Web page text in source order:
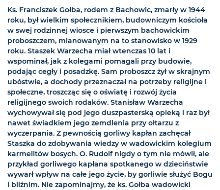
Ks. Franciszek Gołba, rodem z Bachowic, zmarły w 1944
roku, był wielkim społecznikiem, budowniczym kościoła
w swej rodzinnej wiosce i pierwszym bachowickim
proboszczem, mianowanym na to stanowisko w 1929
roku. Staszek Warzecha miał wtenczas 10 lat i
wspominał, jak z kolegami pomagali przy budowie,
podając cegły i posadzkę. Sam proboszcz żył w skrajnym
ubóstwie, a dochody przeznaczał na potrzeby religijne i
społeczne, troszcząc się o oświatę i rozwój życia
religijnego swoich rodaków. Stanisław Warzecha
wychowywał się pod jego duszpasterską opieką i raz był
nawet świadkiem jego zemdlenia przy ołtarzu z
wyczerpania. Z pewnością gorliwy kapłan zachęcał
Staszka do zdobywania wiedzy w wadowickim kolegium
karmelitów bosych. O. Rudolf nigdy o tym nie mówił, ale
przykład gorliwego kapłana spotkanego w dzieciństwie
wywarł wpływ na całe jego życie, by gorliwie służyć Bogu
i bliźnim. Nie zapominajmy, że ks. Gołba wadowicki